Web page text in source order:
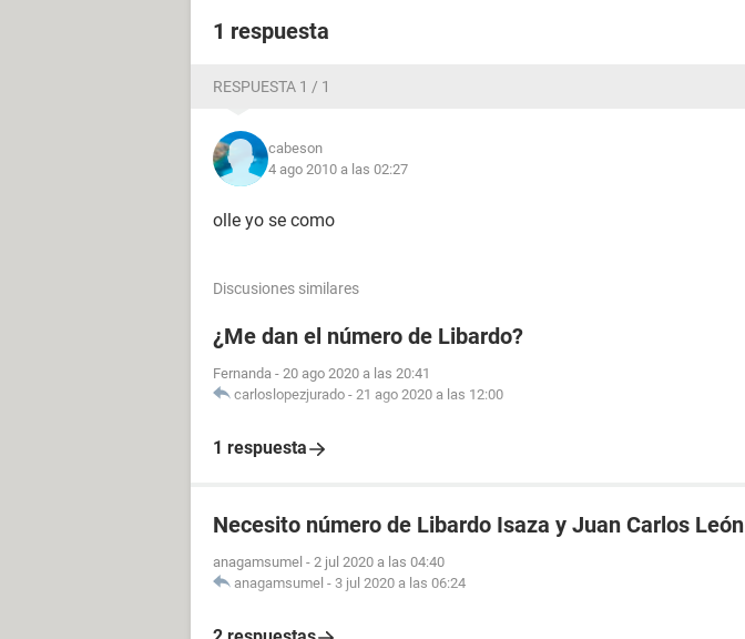
1 respuesta
RESPUESTA 1 / 1
cabeson
4 ago 2010 a las 02:27
olle yo se como
Discusiones similares
¿Me dan el número de Libardo?
Fernanda - 20 ago 2020 a las 20:41
carloslopezjurado - 21 ago 2020 a las 12:00
1 respuesta
Necesito número de Libardo Isaza y Juan Carlos León
anagamsumel - 2 jul 2020 a las 04:40
anagamsumel - 3 jul 2020 a las 06:24